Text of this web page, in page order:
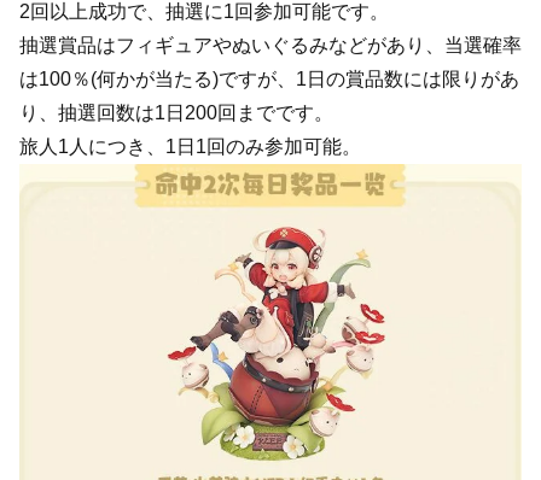
2回以上成功で、抽選に1回参加可能です。
抽選賞品はフィギュアやぬいぐるみなどがあり、当選確率
は100％(何かが当たる)ですが、1日の賞品数には限りがあ
り、抽選回数は1日200回までです。
旅人1人につき、1日1回のみ参加可能。